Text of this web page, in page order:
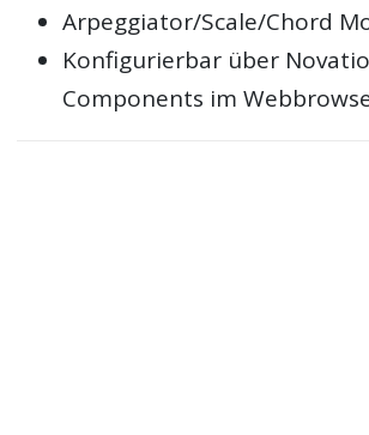
Arpeggiator/Scale/Chord
Konfigurierbar über
Components im